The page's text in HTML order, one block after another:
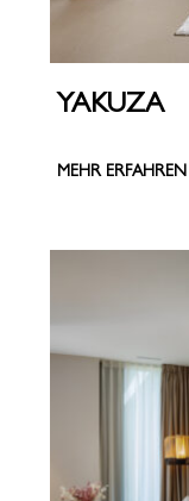
YAKUZA
MEHR ERFAHREN